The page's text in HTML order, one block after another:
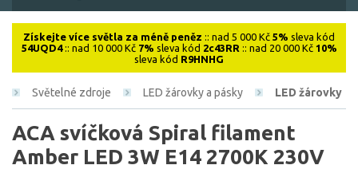
Získejte více světla za méně peněz :: nad 5 000 Kč 5% sleva kód
54UQD4:: nad 10 000 Kč 7% sleva kód 2c43RR :: nad 20 000 Kč 10%
sleva kód R9HNHG
Světelné zdroje LED žárovky a pásky LED žárovky
ACA svíčková Spiral filament
Amber LED 3W E14 2700K 230V